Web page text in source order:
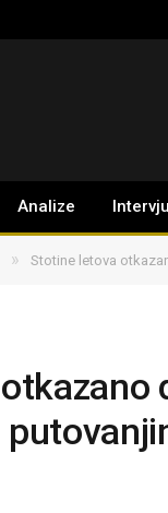
Analize Intervju
» Stotine letova